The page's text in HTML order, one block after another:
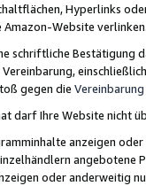
Hyperlinks
Amazon-Website
schriftliche
gegen die Vereinbarung
darf Ihre Website nicht
anzeigen
oder anderweitig